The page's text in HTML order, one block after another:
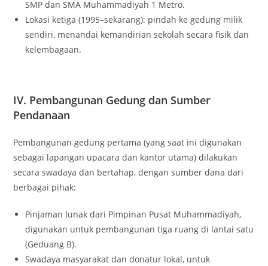
SMP dan SMA Muhammadiyah 1 Metro.
Lokasi ketiga (1995–sekarang): pindah ke gedung milik
sendiri, menandai kemandirian sekolah secara fisik dan
kelembagaan.
IV. Pembangunan Gedung dan Sumber
Pendanaan
Pembangunan gedung pertama (yang saat ini digunakan
sebagai lapangan upacara dan kantor utama) dilakukan
secara swadaya dan bertahap, dengan sumber dana dari
berbagai pihak:
Pinjaman lunak dari Pimpinan Pusat Muhammadiyah,
digunakan untuk pembangunan tiga ruang di lantai satu
(Geduang B).
Swadaya masyarakat dan donatur lokal, untuk